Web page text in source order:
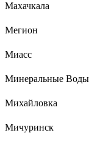
Махачкала
Мегион
Миасс
Минеральные Воды
Михайловка
Мичуринск